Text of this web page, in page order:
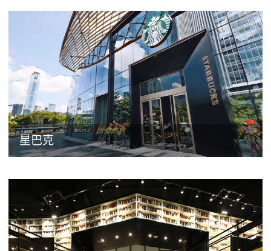
星巴克